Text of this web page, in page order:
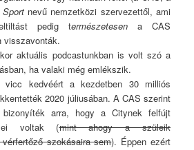
nevű nemzetközi szervezettől, ami
pedig természetesena CAS
visszavonták.
aktuális podcastunkban is volt szó a
ha valaki még emlékszik.
kedvéért a kezdetben 30 milliós
2020 júliusában. A CAS szerint
arra, hogy a Citynek felfújt
voltak (mint ahogy a szüleik
szokásaira sem). Éppen ezért